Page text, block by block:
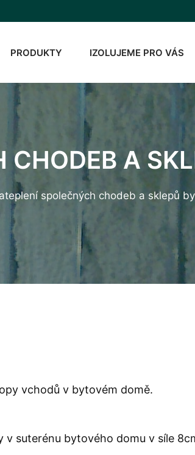
PRODUKTY IZOLUJEME PRO VÁS
CHODEB A
společných chodeb a sklepů
vchodů v bytovém domě.
suterénu bytového domu v síle